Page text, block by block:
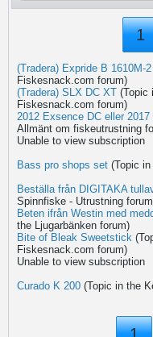
1
(Tradera) Expride B 1610M-2
Fiskesnack.com forum)
(Tradera) SLX DC XT (Topic
Fiskesnack.com forum)
2012 Exsence DC eller 2017
Allmänt om fiskeutrustning
Unable to view subscription
Bass pro shops set (Topic
Beställa från DIGITAKA
Spinnfiske - Utrustning
Beten ifrån Westin med
the Ljugarbänkenforum)
Bite of Bleak Sweetstick
Fiskesnack.com forum)
Unable to view subscription
Curado K 200 (Topic in the
1